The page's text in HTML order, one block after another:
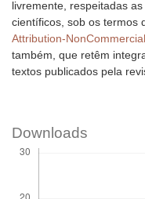
livremente, respeitadas
científicos, sob os termos
Attribution-
também, que retêm
textos publicados pela
Downloads